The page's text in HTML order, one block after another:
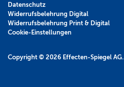
Copyright © 2026 Effecten-Spiegel AG.
Datenschutz
Widerrufsbelehrung Digital
Widerrufsbelehrung Print & Digital
Cookie-Einstellungen